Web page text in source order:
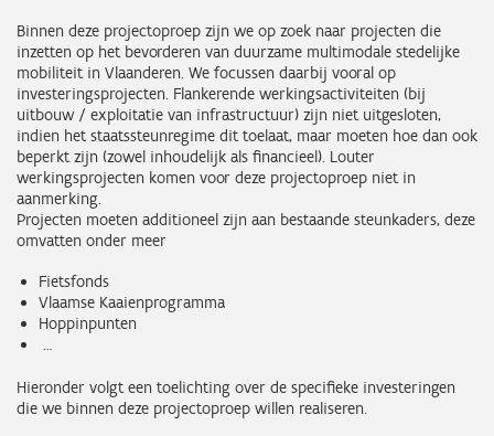
Binnen deze projectoproep zijn we op zoek naar projecten die
inzetten op het bevorderen van duurzame multimodale stedelijke
mobiliteit in Vlaanderen. We focussen daarbij vooral op
investeringsprojecten. Flankerende werkingsactiviteiten (bij
uitbouw / exploitatie van infrastructuur) zijn niet uitgesloten,
indien het staatssteunregime dit toelaat, maar moeten hoe dan ook
beperkt zijn (zowel inhoudelijk als financieel). Louter
werkingsprojecten komen voor deze projectoproep niet in
aanmerking.
Projecten moeten additioneel zijn aan bestaande steunkaders, deze
omvatten onder meer
Fietsfonds
Vlaamse Kaaienprogramma
Hoppinpunten
…
Hieronder volgt een toelichting over de specifieke investeringen
die we binnen deze projectoproep willen realiseren.